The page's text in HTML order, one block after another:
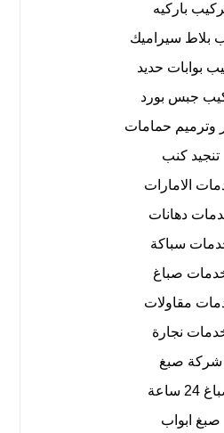
باركيه
بلاط سيراميك
بوابات حديد
جبس بورد
وترميم حمامات
تنجيد كنب
الامارات
دهانات
سباكة
صباغ
مقاولات
نجارة
شركة صبغ
24 ساعة
صبغ ابواب